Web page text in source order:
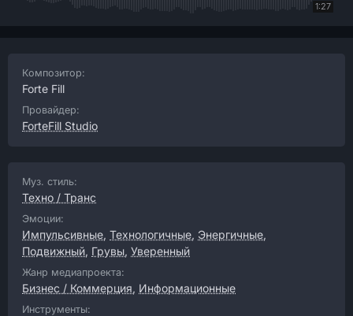
1:27
Композитор:
Forte Fill
Провайдер:
ForteFill Studio
Муз. стиль:
Техно / Транс
Эмоции:
Импульсивные, Технологичные, Энергичные,
Подвижный, Грувы, Уверенный
Жанр медиапроекта:
Бизнес / Коммерция, Информационные
Инструменты: